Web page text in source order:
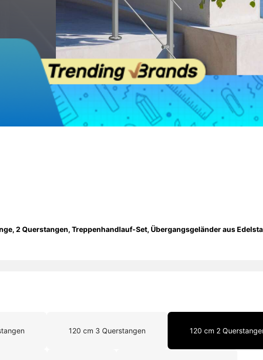
2 Querstangen, Treppenhandlauf-Set, Übergangsgeländer aus
120 cm 3 Querstangen 120 cm 2